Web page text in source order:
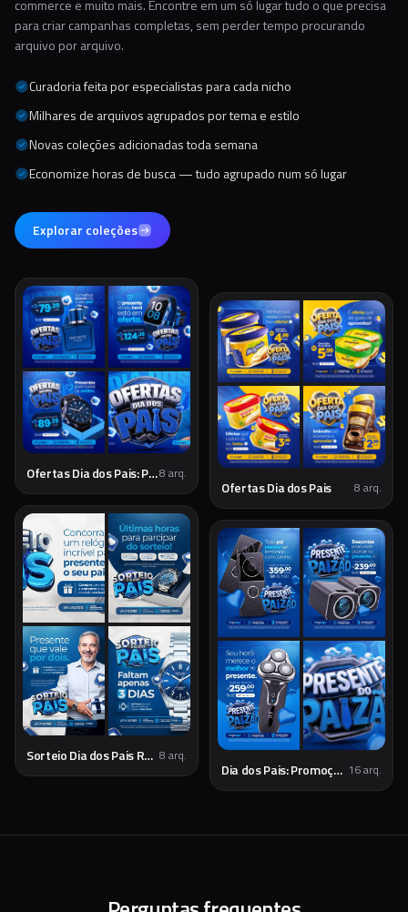
commerce e muito mais. Encontre em um só lugar tudo o que precisa
para criar campanhas completas, sem perder tempo procurando
arquivo por arquivo.
Curadoria feita por especialistas para cada nicho
Milhares de arquivos agrupados por tema e estilo
Novas coleções adicionadas toda semana
Economize horas de busca — tudo agrupado num só lugar
Explorar coleções
Ofertas Dia dos Pais: Presentes Especiais8 arq.
Ofertas Dia dos Pais 8 arq.
Sorteio Dia dos Pais Relojoaria - Social Media 8 arq.
Dia dos Pais: Promoções e Presentes Especiais 16arq.